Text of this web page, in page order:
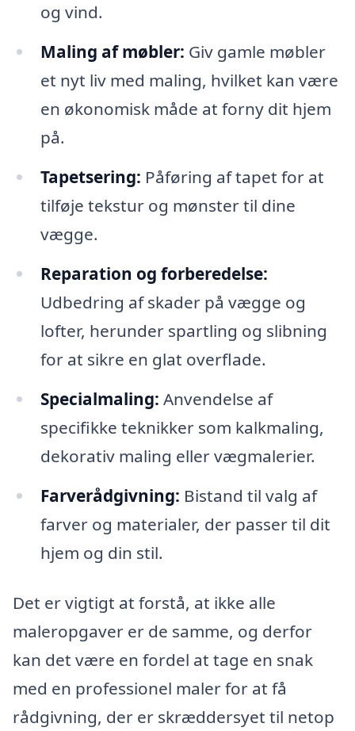
og vind.
Maling af møbler: Giv gamle møbler
et nyt liv med maling, hvilket kan være
en økonomisk måde at forny dit hjem
på.
Tapetsering: Påføring af tapet for at
tilføje tekstur og mønster til dine
vægge.
Reparation og forberedelse:
Udbedring af skader på vægge og
lofter, herunder spartling og slibning
for at sikre en glat overflade.
Specialmaling: Anvendelse af
specifikke teknikker som kalkmaling,
dekorativ maling eller vægmalerier.
Farverådgivning: Bistand til valg af
farver og materialer, der passer til dit
hjem og din stil.
Det er vigtigt at forstå, at ikke alle
maleropgaver er de samme, og derfor
kan det være en fordel at tage en snak
med en professionel maler for at få
rådgivning, der er skræddersyet til netop